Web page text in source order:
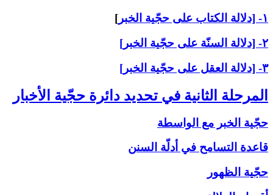
۱- [دلالة الكتاب على حجّية الخبر
]
۲- [دلالة السنّة على حجّية الخبر]
۳- [دلالة العقل على حجّية الخبر]
المرحلة الثانية في تحديد دائرة حجّية الأخبار
حجّية الخبر مع الواسطة
قاعدة التسامح في أدلّة السنن
حجّية الظهور